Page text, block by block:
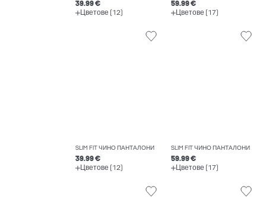
39.99 €
Цветове (12)
59.99 €
Цветове (17)
SLIM FIT ЧИНО ПАНТАЛОНИ
39.99 €
Цветове (12)
SLIM FIT ЧИНО ПАНТАЛОНИ
59.99 €
Цветове (17)